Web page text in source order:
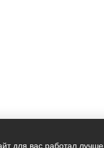
для вас работал лучше.